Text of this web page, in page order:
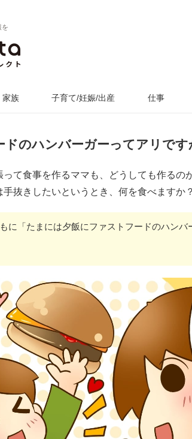
を
家族 子育て/妊娠/出産 仕事
ドのハンバーガーってアリです
て食事を作るママも、どうしても作るの
抜きしたいというとき、何を食べますか？
に「たまには夕飯にファストフードのハンバ